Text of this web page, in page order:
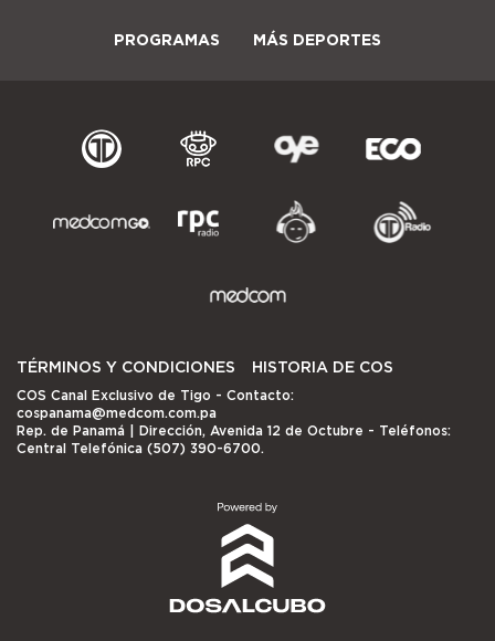
PROGRAMAS MÁS DEPORTES
TÉRMINOS Y CONDICIONES HISTORIA DE COS
COS Canal Exclusivo de Tigo - Contacto:
cospanama@medcom.com.pa
Rep. de Panamá | Dirección, Avenida 12 de Octubre - Teléfonos:
Central Telefónica (507) 390-6700.